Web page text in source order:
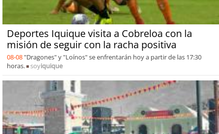
Deportes Iquique visita a Cobreloa con la
misión de seguir con la racha positiva
08-08 "Dragones" y "Loínos" se enfrentarán hoy a partir de las 17:30
horas.
soyiquique